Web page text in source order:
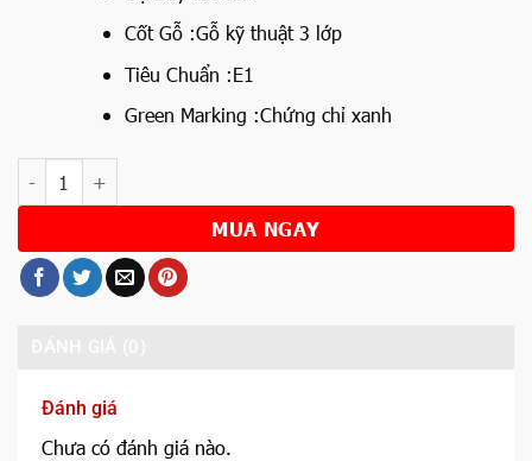
Cốt Gỗ :Gỗ kỹ thuật 3 lớp
Tiêu Chuẩn :E1
Green Marking :Chứng chỉ xanh
Số lượng
MUA NGAY
Đánh giá
Chưa có đánh giá nào.